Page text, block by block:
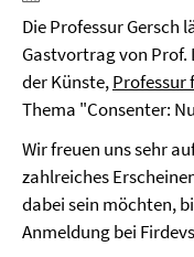
Die Professur Gersch
Gastvortrag von Prof.
der Künste,Professur
Thema "Consenter:
Wir freuen uns sehr
zahlreiches
dabei sein möchten,
Anmeldung bei